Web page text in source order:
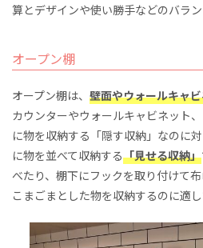
算とデザインや使い勝手などのバラ
オープン棚
オープン棚は、 壁面やウォールキャ
カウンターやウォールキャビネット
に物を収納する「隠す収納」なのに
に物を並べて収納する「見せる収納」
べたり、棚下にフックを取り付けて
こまごまとした物を収納するのに適し